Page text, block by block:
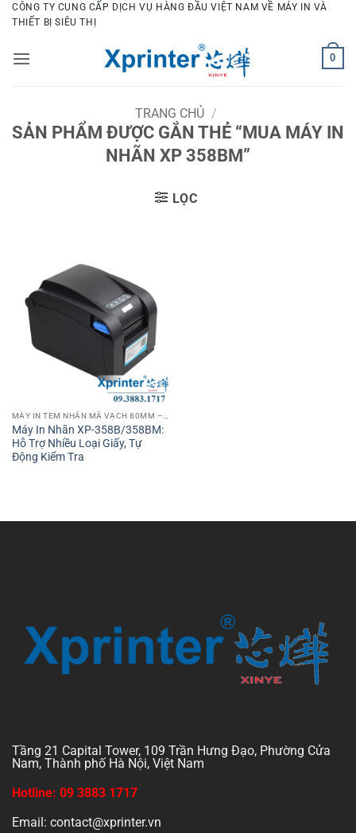
Bỏ
qua
dung
CÔNG TY CUNG CẤP DỊCH VỤ HÀNG ĐẦU VIỆT NAM VỀ MÁY IN VÀ
THIẾT BỊ SIÊU THỊ
0
TRANG CHỦ /
SẢN PHẨM ĐƯỢC GẮN THẺ “MUA MÁY IN
NHÃN XP 358BM”
LỌC
Máy In Nhãn XP-358B/358BM:
Hỗ Trợ Nhiều Loại Giấy, Tự
Động Kiểm Tra
Tầng 21 Capital Tower, 109 Trần Hưng Đạo, Phường Cửa
Nam, Thành phố Hà Nội, Việt Nam
Hotline: 09 3883 1717
Email: contact@xprinter.vn